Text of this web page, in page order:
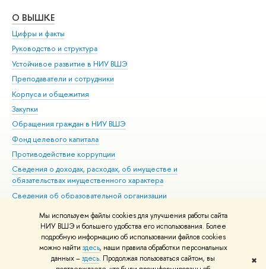
Мы используем файлы cookies для улучшения работы сайта
НИУ ВШЭ и большего удобства его использования. Более
подробную информацию об использовании файлов cookies
можно найти здесь, наши правила обработки персональных
данных –здесь. Продолжая пользоваться сайтом, вы
✖
О ВЫШКЕ
Цифры и факты
Руководство и структура
Устойчивое развитие в НИУ ВШЭ
Преподаватели и сотрудники
Корпуса и общежития
Закупки
Обращения граждан в НИУ ВШЭ
Фонд целевого капитала
Противодействие коррупции
Сведения о доходах, расходах, об имуществе и
обязательствах имущественного характера
Сведения об образовательной организации
Людям с ограниченными возможностями здоровья
Единая платежная страница
Работа в Вышке